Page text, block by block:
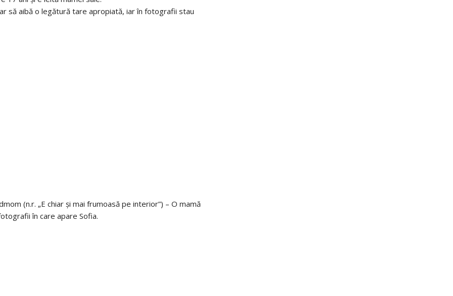
să aibă o legătură tare apropiată, iar în fotografii stau
(n.r. „E chiar și mai frumoasă pe interior”) – O mamă
în care apare Sofia.